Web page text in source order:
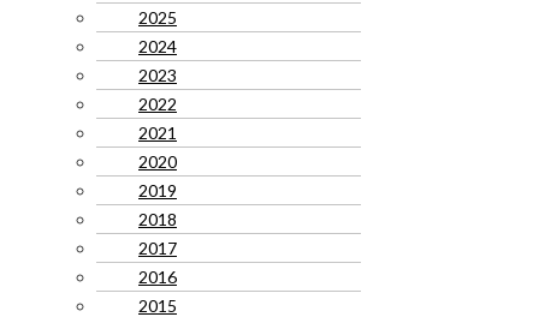
2025
2024
2023
2022
2021
2020
2019
2018
2017
2016
2015